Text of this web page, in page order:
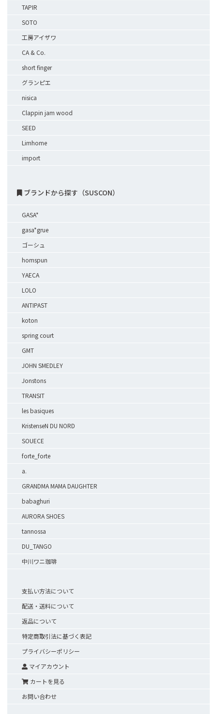
TAPIR
SOTO
工房アイザワ
CA & Co.
short finger
グランピエ
nisica
Clappin jam wood
SEED
Limhome
import
ブランドから探す（SUSCON）
GASA*
gasa*grue
ゴーシュ
homspun
YAECA
LOLO
ANTIPAST
koton
spring court
GMT
JOHN SMEDLEY
Jonstons
TRANSIT
les basiques
KristenseN DU NORD
SOUECE
forte_forte
a.
GRANDMA MAMA DAUGHTER
babaghuri
AURORA SHOES
tannossa
DU_TANGO
中川ワニ珈琲
支払い方法について
配送・送料について
返品について
特定商取引法に基づく表記
プライバシーポリシー
マイアカウント
カートを見る
お問い合わせ